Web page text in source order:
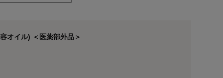
オイル) ＜医薬部外品＞